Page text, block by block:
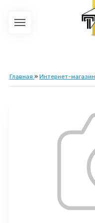
Главная » Интернет-магазин